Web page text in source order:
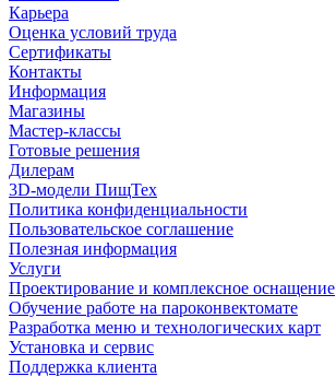
Карьера
Оценка условий труда
Сертификаты
Контакты
Информация
Магазины
Мастер-классы
Готовые решения
Дилерам
3D-модели ПищТех
Политика конфиденциальности
Пользовательское соглашение
Полезная информация
Услуги
Проектирование и комплексное оснащение
Обучение работе на пароконвектомате
Разработка меню и технологических карт
Установка и сервис
Поддержка клиента